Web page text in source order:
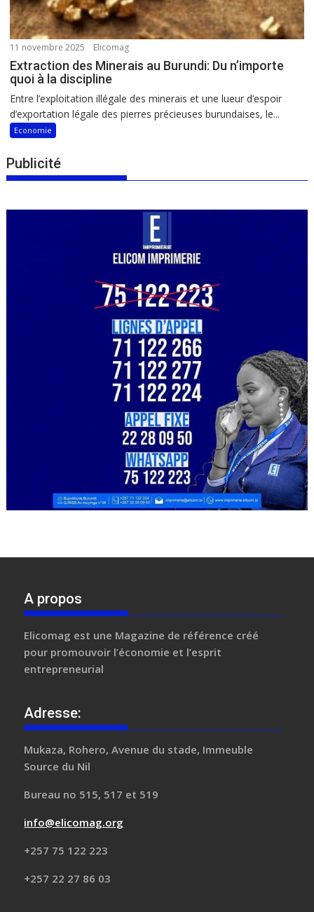
11 novembre 2025 Elicomag
Extraction des Minerais au Burundi: Du n’importe
quoi à la discipline
Entre l’exploitation illégale des minerais et une lueur d’espoir
d’exportation légale des pierres précieuses burundaises, le...
Economie
Publicité
A propos
Elicomag est une Magazine de référence créé
pour promouvoir l’économie et l’esprit
entrepreneurial
Adresse:
Mukaza, Rohero, Avenue du stade, Immeuble
Source du Nil
Bureau no 515, 517 et 519
info@elicomag.org
+257 75 122 223
+257 22 27 86 03